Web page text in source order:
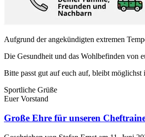
Aufgrund der angekündigten extremen
Die Gesundheit und das Wohlbefinden von
Bitte passt gut auf euch auf, bleibt
Sportliche Grüße
Euer Vorstand
Große Ehre für unseren